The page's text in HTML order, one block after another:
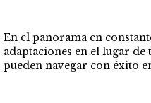
En el panorama en
adaptaciones en el lugar
pueden navegar con éxito